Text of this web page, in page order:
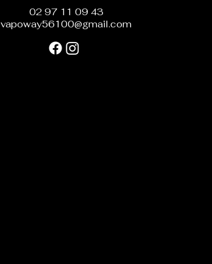
02 97 11 09 43
vapoway56100@gmail.com